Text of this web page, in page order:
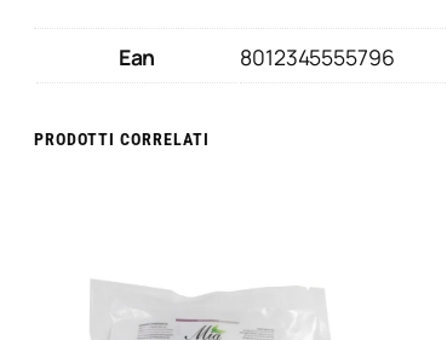
Ean 8012345555796
PRODOTTI CORRELATI